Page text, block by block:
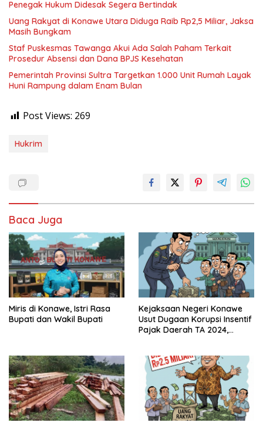
Penegak Hukum Didesak Segera Bertindak
Uang Rakyat di Konawe Utara Diduga Raib Rp2,5 Miliar, Jaksa
Masih Bungkam
Staf Puskesmas Tawanga Akui Ada Salah Paham Terkait
Prosedur Absensi dan Dana BPJS Kesehatan
Pemerintah Provinsi Sultra Targetkan 1.000 Unit Rumah Layak
Huni Rampung dalam Enam Bulan
Post Views: 269
Hukrim
Baca Juga
Miris di Konawe, Istri Rasa
Bupati dan Wakil Bupati
Kejaksaan Negeri Konawe
Usut Dugaan Korupsi Insentif
Pajak Daerah TA 2024,